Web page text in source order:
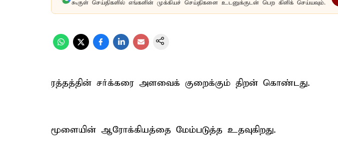
கூகுள் செய்திகளில் எங்களின் முக்கியச் செய்திகளை உடனுக்குடன் பெற கிளிக் செய்யவும்.
ரத்தத்தின் சர்க்கரை அளவைக் குறைக்கும் திறன் கொண்டது.
மூளையின் ஆரோக்கியத்தை மேம்படுத்த உதவுகிறது.